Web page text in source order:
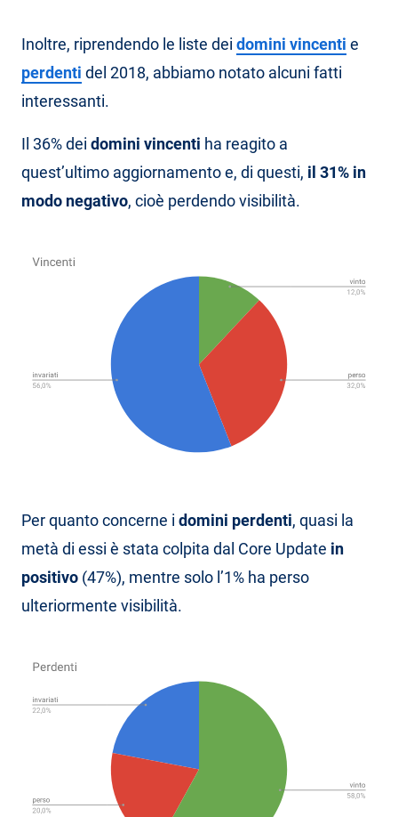
Inoltre, riprendendo le liste dei domini vincenti e
perdenti del 2018, abbiamo notato alcuni fatti
interessanti.
Il 36% dei domini vincenti ha reagito a
quest’ultimo aggiornamento e, di questi, il 31% in
modo negativo, cioè perdendo visibilità.
Per quanto concerne i domini perdenti, quasi la
metà di essi è stata colpita dal Core Update in
positivo (47%), mentre solo l’1% ha perso
ulteriormente visibilità.